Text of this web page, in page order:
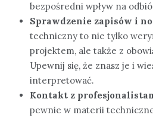
bezpośredni wpływ na
Sprawdzenie zapisów i
techniczny to nie tylko
projektem, ale także z
Upewnij się, że znasz je i
interpretować.
Kontakt z
pewnie w materii